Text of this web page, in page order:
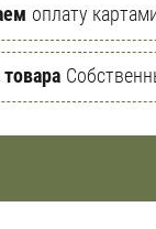
оплату